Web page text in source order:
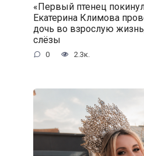
«Первый птенец
Екатерина Климова
дочь во взрослую
слёзы
0 2.3к.